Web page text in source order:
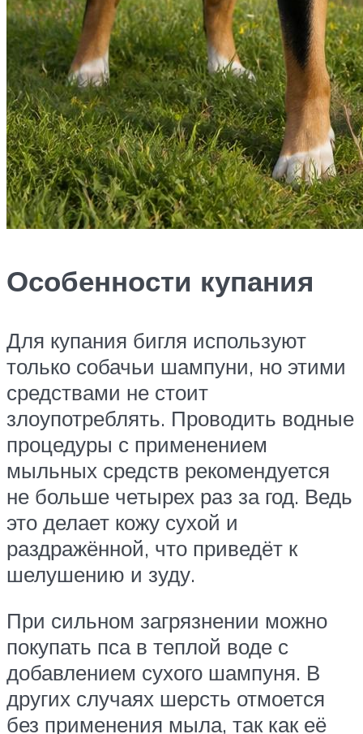
Особенности купания
Для купания бигля используют
только собачьи шампуни, но этими
средствами не стоит
злоупотреблять. Проводить водные
процедуры с применением
мыльных средств рекомендуется
не больше четырех раз за год. Ведь
это делает кожу сухой и
раздражённой, что приведёт к
шелушению и зуду.
При сильном загрязнении можно
покупать пса в теплой воде с
добавлением сухого шампуня. В
других случаях шерсть отмоется
без применения мыла, так как её